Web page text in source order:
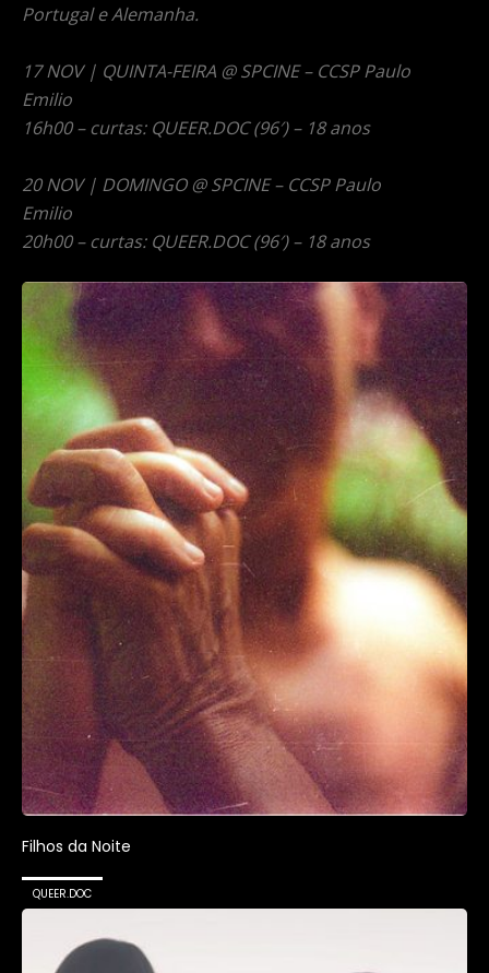
Portugal e Alemanha.
17 NOV | QUINTA-FEIRA @ SPCINE – CCSP Paulo
Emilio
16h00 – curtas: QUEER.DOC (96′) – 18 anos
20 NOV | DOMINGO @ SPCINE – CCSP Paulo
Emilio
20h00 – curtas: QUEER.DOC (96′) – 18 anos
Filhos da Noite
QUEER.DOC